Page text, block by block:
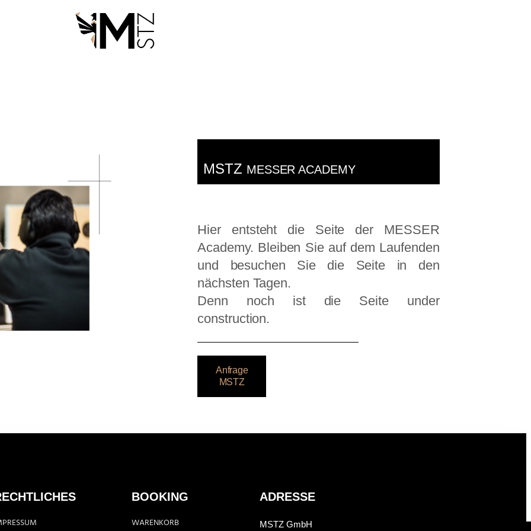
MSTZ MESSER ACADEMY
Hier entsteht die Seite der MESSER
Academy. Bleiben Sie auf dem Laufenden
und besuchen Sie die Seite in den
nächsten Tagen.
Denn noch ist die Seite under
construction.
Anfrage
MSTZ
BOOKING
WARENKORB
ADRESSE
MSTZ GmbH